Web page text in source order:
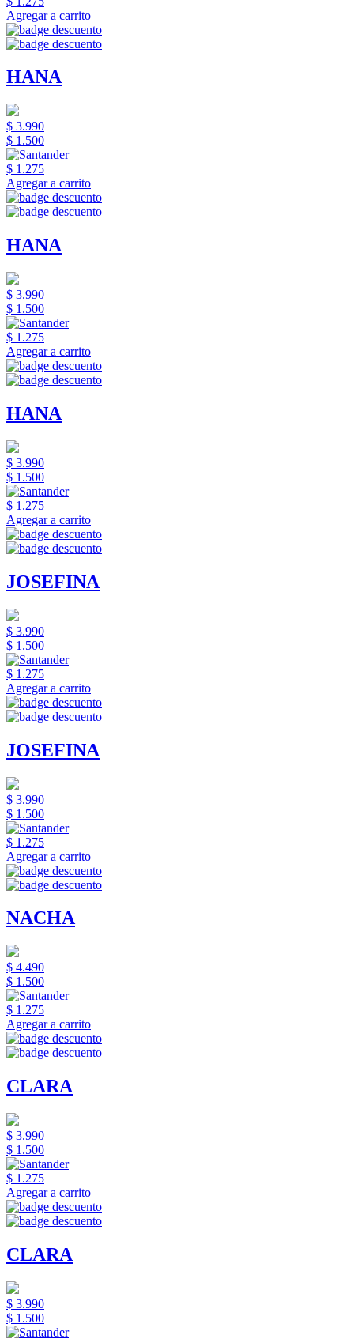
Agregar a carrito
HANA
$ 3.990
$ 1.500
$ 1.275
Agregar a carrito
HANA
$ 3.990
$ 1.500
$ 1.275
Agregar a carrito
HANA
$ 3.990
$ 1.500
$ 1.275
Agregar a carrito
JOSEFINA
$ 3.990
$ 1.500
$ 1.275
Agregar a carrito
JOSEFINA
$ 3.990
$ 1.500
$ 1.275
Agregar a carrito
NACHA
$ 4.490
$ 1.500
$ 1.275
Agregar a carrito
CLARA
$ 3.990
$ 1.500
$ 1.275
Agregar a carrito
CLARA
$ 3.990
$ 1.500